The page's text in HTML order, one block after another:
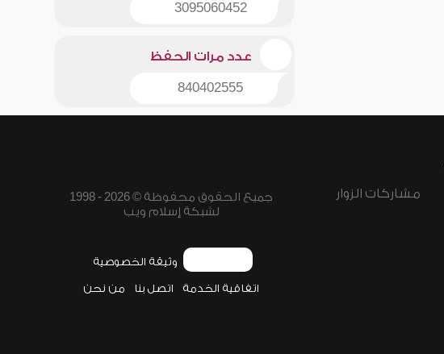
3095060452
عدد مرات الحفظ
840402555
مشاركات الزوار
جميع الحقوق محفوظة © 2026 - 1998
لشبكة إسلام ويب
وثيقة الخصوصية
اتفاقية الخدمة اتصل بنا من نحن